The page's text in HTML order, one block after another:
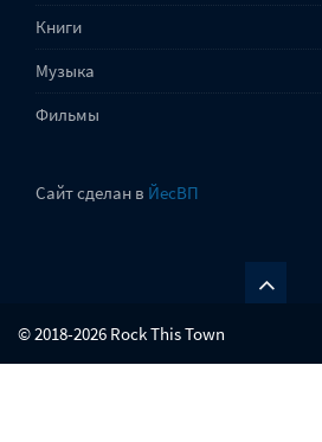
Книги
Музыка
Фильмы
Сайт сделан в ЙесВП
© 2018-2026 Rock This Town